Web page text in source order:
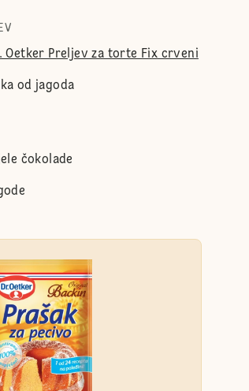
Oetker Preljev za torte Fix crveni
od jagoda
čokolade